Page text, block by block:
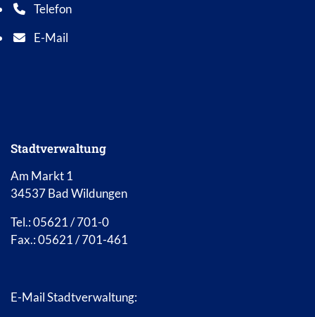
Telefon
Telefonnummer: 0 5 6 2 1 7 0 1 0
E-Mail
E-Mail Adresse: info@bad-wildungen.de
Stadtverwaltung
Am Markt 1
34537 Bad Wildungen
Tel.: 05621 / 701-0
Fax.: 05621 / 701-461
E-Mail Stadtverwaltung: